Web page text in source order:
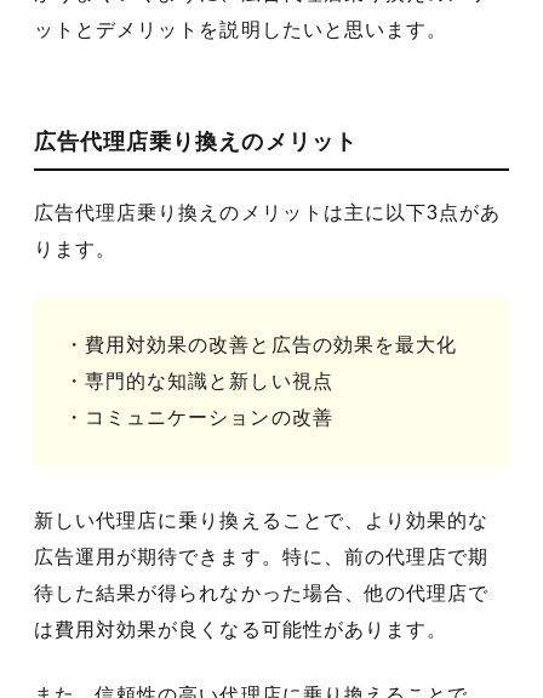
ットとデメリットを説明したいと思います。
広告代理店乗り換えのメリット
広告代理店乗り換えのメリットは主に以下3点があ
ります。
・費用対効果の改善と広告の効果を最大化
・専門的な知識と新しい視点
・コミュニケーションの改善
新しい代理店に乗り換えることで、より効果的な
広告運用が期待できます。特に、前の代理店で期
待した結果が得られなかった場合、他の代理店で
は費用対効果が良くなる可能性があります。